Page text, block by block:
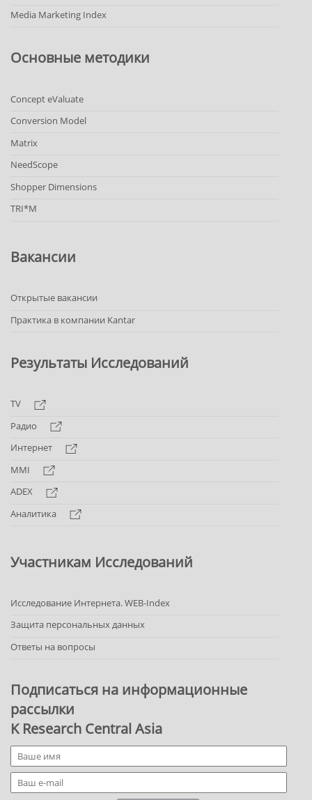
Media Marketing Index
Основные методики
Concept eValuate
Conversion Model
Matrix
NeedScope
Shopper Dimensions
TRI*M
Вакансии
Открытые вакансии
Практика в компании Kantar
Результаты Исследований
TV
Радио
Интернет
MMI
ADEX
Аналитика
Участникам Исследований
Исследование Интернета. WEB-Index
Защита персональных данных
Ответы на вопросы
Подписаться на информационные
рассылки
K Research Central Asia